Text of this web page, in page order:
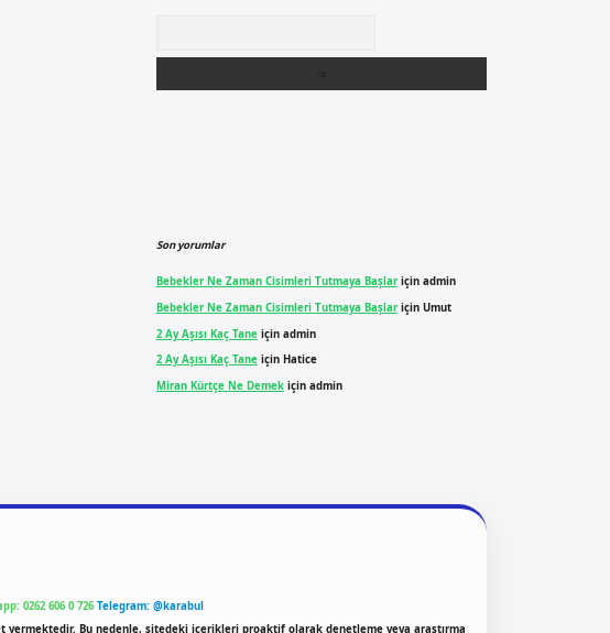
Son yorumlar
Bebekler Ne Zaman Cisimleri Tutmaya Başlariçin admin
Bebekler Ne Zaman Cisimleri Tutmaya Başlariçin Umut
2 Ay Aşısı Kaç Taneiçin admin
2 Ay Aşısı Kaç Taneiçin Hatice
Miran Kürtçe Ne Demekiçin admin
0262 606 0 726 Telegram: @karabul
vermektedir. Bu nedenle, sitedeki içerikleri proaktif olarak denetleme veya araştırma